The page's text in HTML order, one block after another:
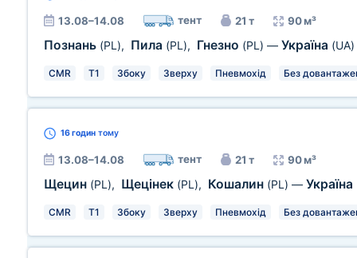
13.08–14.08 тент 21 т 90 м³
Познань (PL), Пила (PL), Гнезно (PL) — Україна (UA)
CMR T1 Збоку Зверху Пневмохід Без
16 годин тому
13.08–14.08 тент 21 т 90 м³
Щецин (PL), Щецінек (PL), Кошалин (PL) — Україна
CMR T1 Збоку Зверху Пневмохід Без